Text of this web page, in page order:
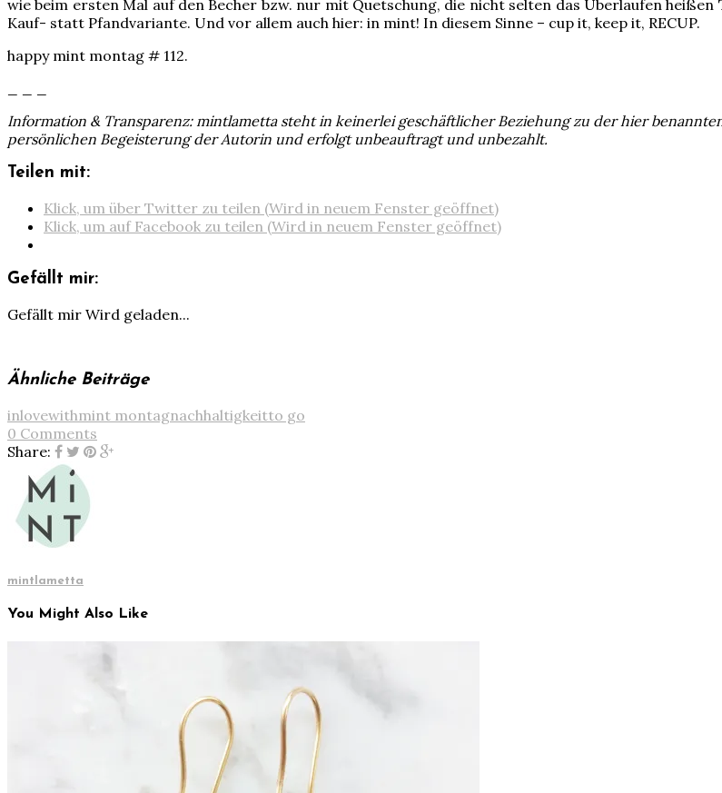
wie beim ersten Mal auf den Becher bzw. nur mit Quetschung, die nicht selten das Überlaufen heißen
Kauf- statt Pfandvariante. Und vor allem auch hier: in mint! In diesem Sinne – cup it, keep it, RECUP.
happy mint montag # 112.
Information & Transparenz: mintlametta steht in keinerlei geschäftlicher Beziehung zu der hier
persönlichen Begeisterung der Autorin und erfolgt unbeauftragt und unbezahlt.
Teilen mit:
Klick, um über Twitter zu teilen (Wird in neuem Fenster geöffnet)
Klick, um auf Facebook zu teilen (Wird in neuem Fenster geöffnet)
Gefällt mir:
Gefällt mir Wird geladen...
Ähnliche Beiträge
inlovewithmint montagnachhaltigkeitto go
0 Comments
Share:
mintlametta
You Might Also Like